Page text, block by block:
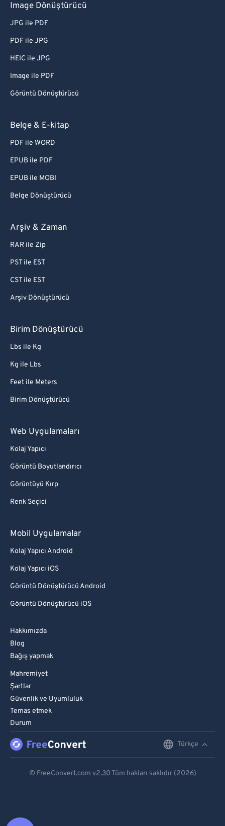
Image Dönüştürücü
JPG ile PDF
PDF ile JPG
HEIC ile JPG
Image ile PDF
Görüntü Dönüştürücü
Belge & E-kitap
PDF ile WORD
EPUB ile PDF
EPUB ile MOBI
Belge Dönüştürücü
Arşiv & Zaman
RAR ile Zip
PST ile EST
CST ile EST
Arşiv Dönüştürücü
Birim Dönüştürücü
Lbs ile Kg
Kg ile Lbs
Feet ile Meters
Birim Dönüştürücü
Web Uygulamaları
Kolaj Yapıcı
Görüntü Boyutlandırıcı
Görüntüyü Kırp
Renk Seçici
Mobil Uygulamalar
Kolaj Yapıcı Android
Kolaj Yapıcı iOS
Görüntü Dönüştürücü Android
Görüntü Dönüştürücü iOS
Hakkımızda
Blog
Bağış yapmak
Mahremiyet
Şartlar
Güvenlik ve Uyumluluk
Temas etmek
Durum
Türkçe
© FreeConvert.com v2.30 Tüm hakları saklıdır (2026)